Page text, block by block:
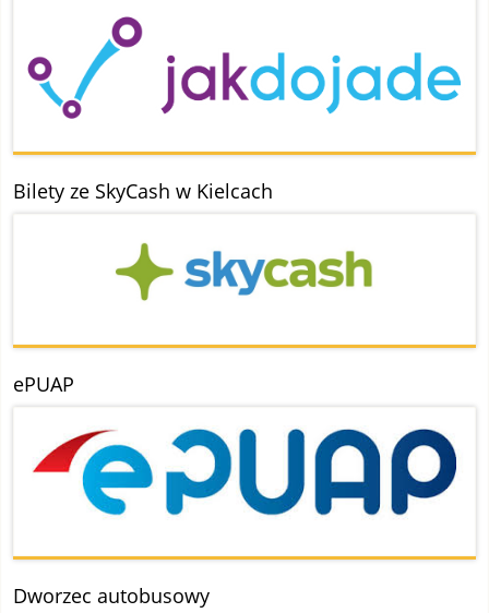
Bilety ze SkyCash w Kielcach
ePUAP
Dworzec autobusowy